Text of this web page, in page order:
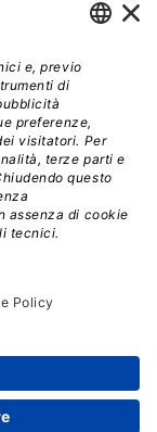
sulle
| C.F.
dpo@lswr.it